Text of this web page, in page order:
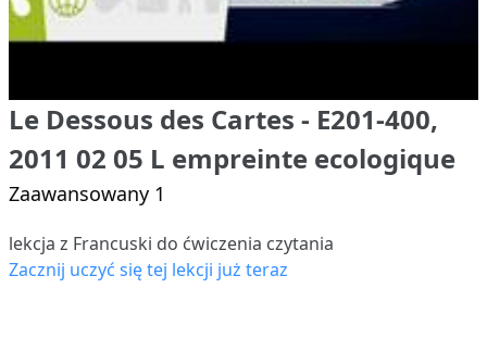
Le Dessous des Cartes - E201-400,
2011 02 05 L empreinte ecologique
Zaawansowany 1
lekcja z Francuski do ćwiczenia czytania
Zacznij uczyć się tej lekcji już teraz